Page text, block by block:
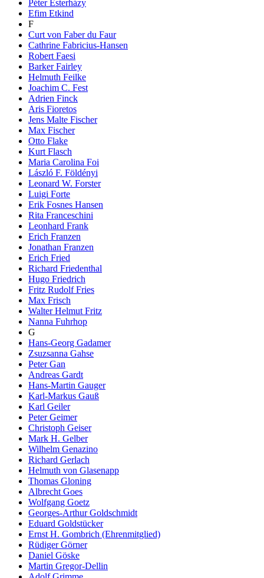
Péter Esterházy
Efim Etkind
F
Curt von Faber du Faur
Cathrine Fabricius-Hansen
Robert Faesi
Barker Fairley
Helmuth Feilke
Joachim C. Fest
Adrien Finck
Aris Fioretos
Jens Malte Fischer
Max Fischer
Otto Flake
Kurt Flasch
Maria Carolina Foi
László F. Földényi
Leonard W. Forster
Luigi Forte
Erik Fosnes Hansen
Rita Franceschini
Leonhard Frank
Erich Franzen
Jonathan Franzen
Erich Fried
Richard Friedenthal
Hugo Friedrich
Fritz Rudolf Fries
Max Frisch
Walter Helmut Fritz
Nanna Fuhrhop
G
Hans-Georg Gadamer
Zsuzsanna Gahse
Peter Gan
Andreas Gardt
Hans-Martin Gauger
Karl-Markus Gauß
Karl Geiler
Peter Geimer
Christoph Geiser
Mark H. Gelber
Wilhelm Genazino
Richard Gerlach
Helmuth von Glasenapp
Thomas Gloning
Albrecht Goes
Wolfgang Goetz
Georges-Arthur Goldschmidt
Eduard Goldstücker
Ernst H. Gombrich (Ehrenmitglied)
Rüdiger Görner
Daniel Göske
Martin Gregor-Dellin